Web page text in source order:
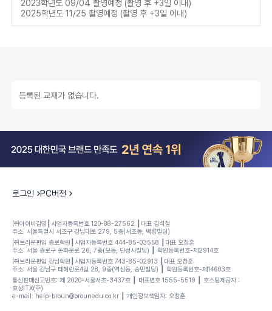
2023학년도 09/04 촬영예정 (촬영 후 +3일 이내)
2025학년도 11/25 촬영예정 (촬영 후 +3일 이내)
등록된 교재가 없습니다.
로그인 PC버전
㈜아이비김영┃사업자등록번호 120-88-27562 ┃대표 김석철
주소: 서울특별시 서초구 강남대로 279, 5층(서초동, 백향빌딩)
㈜브라운편입 종로학원┃사업자등록번호 444-85-03558 ┃대표 오창훈
주소: 서울 종로구 돈화문로 26, 7층(묘동, 단성사빌딩) ┃ 학원등록번호-제2914호
㈜브라운편입 강남학원┃사업자등록번호 743-85-02913 ┃대표 오창훈
주소: 서울 강남구 테헤란로4길 28, 9층(역삼동, 송민빌딩) ┃ 학원등록번호-제14603호
통신판매신고번호: 제 2020-서울서초-3437호 ┃ 대표변호 1555-5519 ┃ 호스팅제공자 :
효성ITX(주)
e-mail: help-broun@brounedu.co.kr ┃ 개인정보책임자: 오창훈